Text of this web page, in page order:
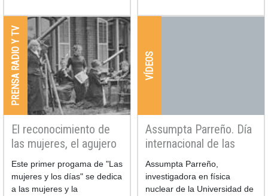
PRENSA RADIO Y TV
El reconocimiento de
las mujeres, el agujero
negro de la astronomía
Este primer progama de "Las
mujeres y los días" se dedica
a las mujeres y la
VÍDEOS
Assumpta Parreño. Día
internacional de las
mujeres y las niñas en
la ciencia.
Assumpta Parreño,
investigadora en física
nuclear de la Universidad de